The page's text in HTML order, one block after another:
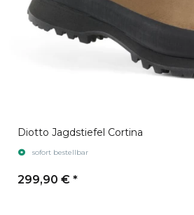
Diotto Jagdstiefel Cortina
sofort bestellbar
299,90 € *